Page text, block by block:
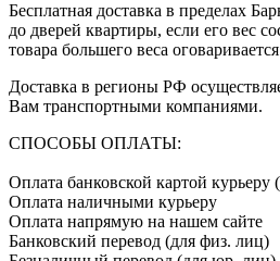
Бесплатная доставка в пределах
до дверей квартиры, если его вес
товара большего веса
Доставка в регионы РФ
Вам транспортными компаниями.
СПОСОБЫ ОПЛАТЫ:
Оплата банковской картой курьеру
Оплата наличными курьеру
Оплата напрямую на нашем сайте
Банковский перевод (для физ. лиц)